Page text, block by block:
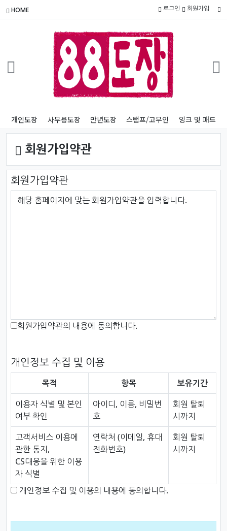
HOME 로그인 회원가입
개인도장 사무용도장 만년도장 스탬프/고무인 잉크 및 패드
회원가입약관
회원가입약관
회원가입약관의 내용에 동의합니다.
개인정보 수집 및 이용
목적 항목
보유기간
이용자 식별 및 본인
여부 확인
아이디, 이름, 비밀번
호
회원 탈퇴
시까지
고객서비스 이용에
관한 통지,
CS대응을 위한 이용
자 식별
연락처 (이메일, 휴대
전화번호)
회원 탈퇴
시까지
개인정보 수집 및 이용의 내용에 동의합니다.